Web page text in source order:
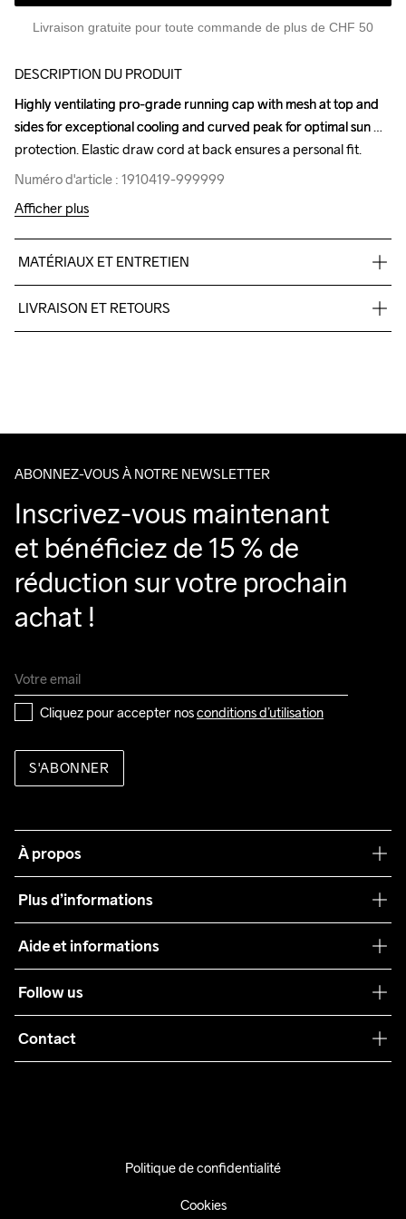
Livraison gratuite pour toute commande de plus de CHF 50
DESCRIPTION DU PRODUIT
Highly ventilating pro-grade running cap with mesh at top and
sides for exceptional cooling and curved peak for optimal sun
protection. Elastic draw cord at back ensures a personal fit.
Numéro d'article : 1910419-999999
Highly ventilating pro-grade running cap with mesh at top and
sides for exceptional cooling and curved peak for optimal sun
protection. Elastic draw cord at back ensures a personal fit.
Numéro d'article : 1910419-999999
Afficher plus
MATÉRIAUX ET ENTRETIEN
LIVRAISON ET RETOURS
ABONNEZ-VOUS À NOTRE NEWSLETTER
Inscrivez-vous maintenant
et bénéficiez de 15 % de
réduction sur votre prochain
achat !
Cliquez pour accepter nos conditions d’utilisation
S'ABONNER
À propos
Plus d’informations
Teamwear
Durabilité
Collaborations
Aide et informations
Conditions générales
Retours
Follow us
Contact
Politique de confidentialité
Cookies